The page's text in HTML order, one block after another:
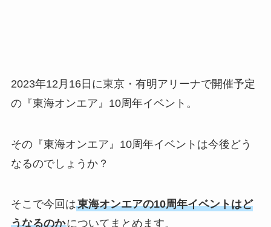
2023年12月16日に東京・有明アリーナで開催予定
の『東海オンエア』10周年イベント。
その『東海オンエア』10周年イベントは今後どう
なるのでしょうか？
そこで今回は東海オンエアの10周年イベントはど
うなるのかについてまとめます。